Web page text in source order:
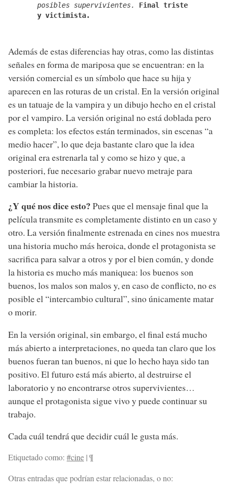
posibles supervivientes.
Final triste
y victimista.
Además de estas diferencias hay otras, como las distintas
señales en forma de mariposa que se encuentran: en la
versión comercial es un símbolo que hace su hija y
aparecen en las roturas de un cristal. En la versión original
es un tatuaje de la vampira y un dibujo hecho en el cristal
por el vampiro. La versión original no está doblada pero
es completa: los efectos están terminados, sin escenas “a
medio hacer”, lo que deja bastante claro que la idea
original era estrenarla tal y como se hizo y que, a
posteriori, fue necesario grabar nuevo metraje para
cambiar la historia.
¿Y qué nos dice esto? Pues que el mensaje final que la
película transmite es completamente distinto en un caso y
otro. La versión finalmente estrenada en cines nos muestra
una historia mucho más heroica, donde el protagonista se
sacrifica para salvar a otros y por el bien común, y donde
la historia es mucho más maniquea: los buenos son
buenos, los malos son malos y, en caso de conflicto, no es
posible el “intercambio cultural”, sino únicamente matar
o morir.
En la versión original, sin embargo, el final está mucho
más abierto a interpretaciones, no queda tan claro que los
buenos fueran tan buenos, ni que lo hecho haya sido tan
positivo. El futuro está más abierto, al destruirse el
laboratorio y no encontrarse otros supervivientes…
aunque el protagonista sigue vivo y puede continuar su
trabajo.
Cada cuál tendrá que decidir cuál le gusta más.
Etiquetado como: #cine |¶
Otras entradas que podrían estar relacionadas, o no: